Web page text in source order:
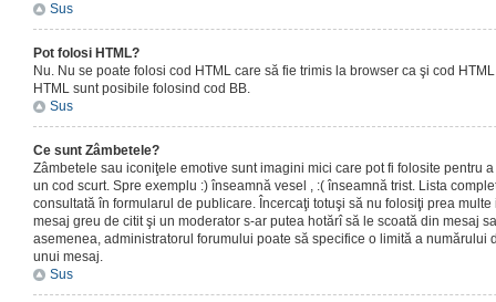
Sus
Pot folosi HTML?
Nu. Nu se poate folosi cod HTML care să fie trimis la browser ca şi cod
HTML sunt posibile folosind cod BB.
Sus
Ce sunt Zâmbetele?
Zâmbetele sau iconiţele emotive sunt imagini mici care pot fi folosite pentru
un cod scurt. Spre exemplu :) înseamnă vesel , :( înseamnă trist. Lista
consultată în formularul de publicare. Încercaţi totuşi să nu folosiţi prea
mesaj greu de citit şi un moderator s-ar putea hotărî să le scoată din mesaj
asemenea, administratorul forumului poate să specifice o limită a numărului
unui mesaj.
Sus